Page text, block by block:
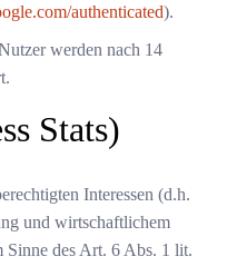
authenticated).
werden nach 14
Stats)
Interessen (d.h.
und wirtschaftlichem
Sinne des Art. 6 Abs. 1 lit.